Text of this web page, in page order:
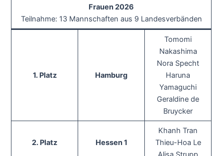
Frauen 2026
Teilnahme: 13 Mannschaften aus 9 Landesverbänden
1. Platz Hamburg
Tomomi
Nakashima
Nora Specht
Haruna
Yamaguchi
Geraldine de
Bruycker
2. Platz Hessen 1
Khanh Tran
Thieu-Hoa Le